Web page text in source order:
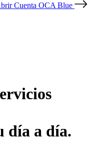
Cuenta OCA Blue
día a día.